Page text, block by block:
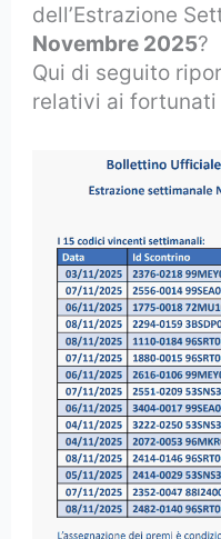
dell’Estrazione
Novembre 2025?
Qui di seguito
relativi ai